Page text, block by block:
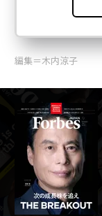
編集＝木内涼子